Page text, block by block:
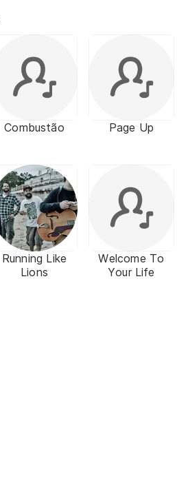
Combustão Page Up
Running Like
Lions
Welcome To
Your Life